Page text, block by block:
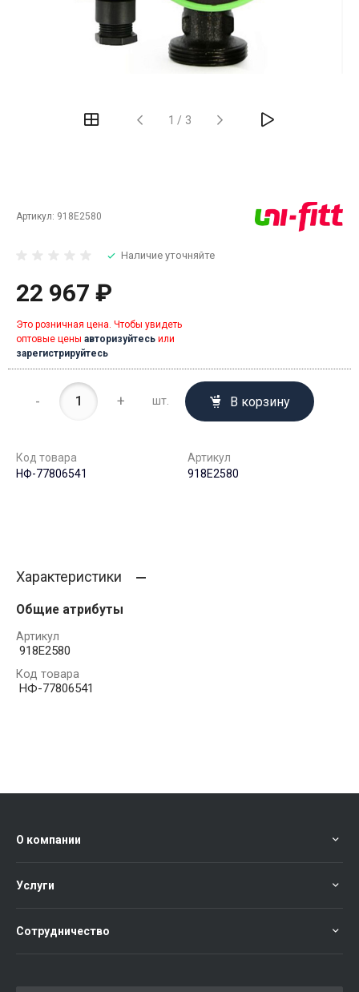
1 / 3
Артикул: 918E2580
Наличие уточняйте
22 967 ₽
Это розничная цена. Чтобы увидеть
оптовые цены авторизуйтесь или
зарегистрируйтесь
- + шт. В корзину
Код товара
НФ-77806541
Артикул
918E2580
Характеристики
Общие атрибуты
Артикул
918E2580
Код товара
НФ-77806541
О компании
Услуги
Сотрудничество